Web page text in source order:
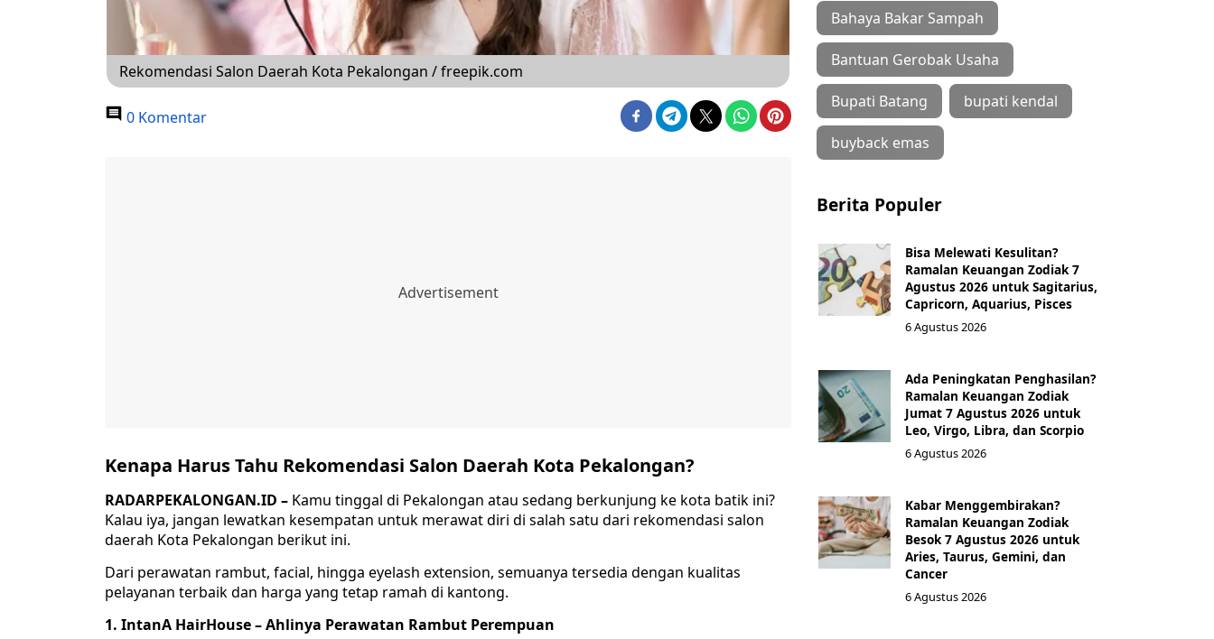
Rekomendasi Salon Daerah Kota Pekalongan / freepik.com
0 Komentar
Kenapa Harus Tahu Rekomendasi Salon Daerah Kota Pekalongan?
RADARPEKALONGAN.ID – Kamu tinggal di Pekalongan atau sedang berkunjung ke kota batik ini?
Kalau iya, jangan lewatkan kesempatan untuk merawat diri di salah satu dari rekomendasi salon
daerah Kota Pekalongan berikut ini.
Dari perawatan rambut, facial, hingga eyelash extension, semuanya tersedia dengan kualitas
pelayanan terbaik dan harga yang tetap ramah di kantong.
1. IntanA HairHouse – Ahlinya Perawatan Rambut Perempuan
Bahaya Bakar Sampah
Bantuan Gerobak Usaha
Bupati Batang bupati kendal
buyback emas
Berita Populer
Bisa Melewati Kesulitan?
Ramalan Keuangan Zodiak 7
Agustus 2026 untuk Sagitarius,
Capricorn, Aquarius, Pisces
6 Agustus 2026
Ada Peningkatan Penghasilan?
Ramalan Keuangan Zodiak
Jumat 7 Agustus 2026 untuk
Leo, Virgo, Libra, dan Scorpio
6 Agustus 2026
Kabar Menggembirakan?
Ramalan Keuangan Zodiak
Besok 7 Agustus 2026 untuk
Aries, Taurus, Gemini, dan
Cancer
6 Agustus 2026